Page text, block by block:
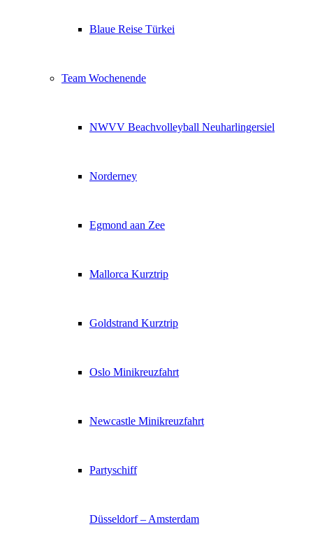
Blaue Reise Türkei
Team Wochenende
NWVV Beachvolleyball Neuharlingersiel
Norderney
Egmond aan Zee
Mallorca Kurztrip
Goldstrand Kurztrip
Oslo Minikreuzfahrt
Newcastle Minikreuzfahrt
Partyschiff
Düsseldorf – Amsterdam